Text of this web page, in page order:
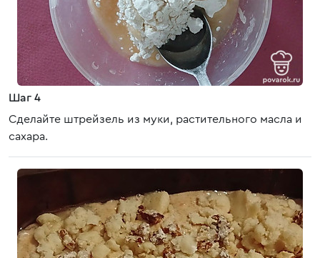
Шаг 4
Сделайте штрейзель из муки, растительного масла и
сахара.